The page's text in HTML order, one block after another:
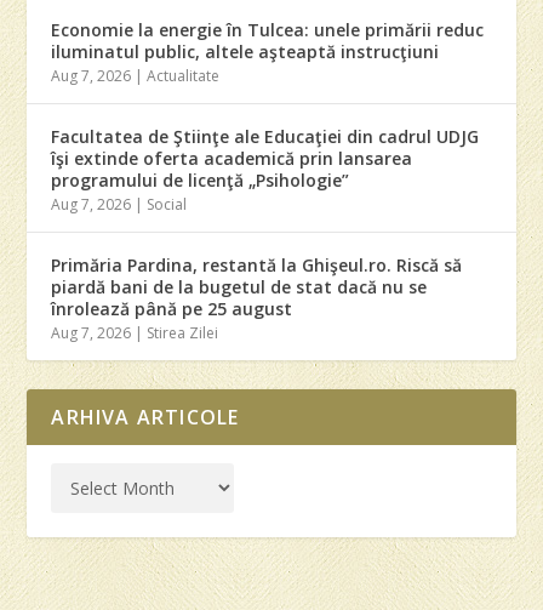
Economie la energie în Tulcea: unele primării reduc
iluminatul public, altele aşteaptă instrucţiuni
Aug 7, 2026 |Actualitate
Facultatea de Ştiinţe ale Educaţiei din cadrul UDJG
îşi extinde oferta academică prin lansarea
programului de licenţă „Psihologie”
Aug 7, 2026 | Social
Primăria Pardina, restantă la Ghişeul.ro. Riscă să
piardă bani de la bugetul de stat dacă nu se
înrolează până pe 25 august
Aug 7, 2026 | Stirea Zilei
ARHIVA ARTICOLE